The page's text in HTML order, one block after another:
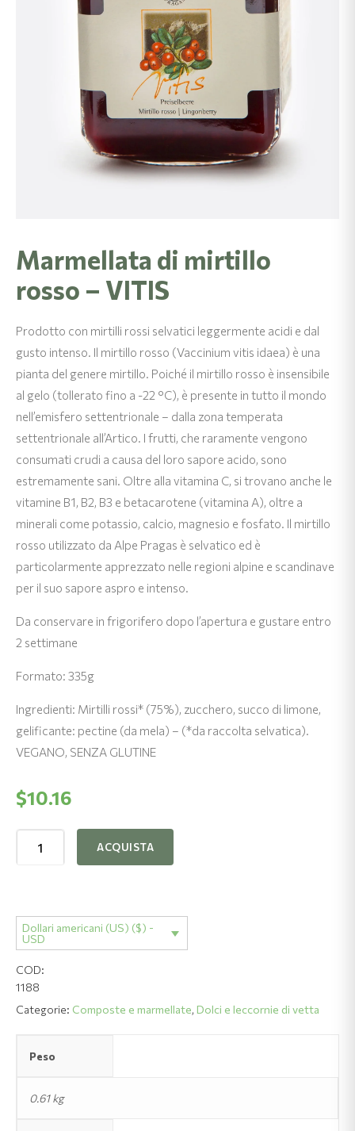
Marmellata di mirtillo
rosso – VITIS
Prodotto con mirtilli rossi selvatici leggermente acidi e dal
gusto intenso. Il mirtillo rosso (Vaccinium vitis idaea) è una
pianta del genere mirtillo. Poiché il mirtillo rosso è insensibile
al gelo (tollerato fino a -22 °C), è presente in tutto il mondo
nell’emisfero settentrionale – dalla zona temperata
settentrionale all’Artico. I frutti, che raramente vengono
consumati crudi a causa del loro sapore acido, sono
estremamente sani. Oltre alla vitamina C, si trovano anche le
vitamine B1, B2, B3 e betacarotene (vitamina A), oltre a
minerali come potassio, calcio, magnesio e fosfato. Il mirtillo
rosso utilizzato da Alpe Pragas è selvatico ed è
particolarmente apprezzato nelle regioni alpine e scandinave
per il suo sapore aspro e intenso.
Da conservare in frigorifero dopo l’apertura e gustare entro
2 settimane
Formato: 335g
Ingredienti: Mirtilli rossi* (75%), zucchero, succo di limone,
gelificante: pectine (da mela) – (*da raccolta selvatica).
VEGANO, SENZA GLUTINE
$10.16
-
VITIS
ACQUISTA
Dollari americani (US) ($) -
USD
COD:
1188
Categorie: Composte e marmellate, Dolci e leccornie di vetta
Peso
0.61 kg